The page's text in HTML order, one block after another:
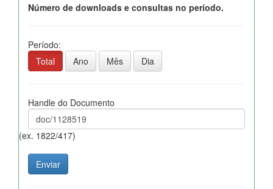
Número de downloads e consultas no período.
Período:
Total
Ano Mês Dia
Handle do Documento
(ex. 1822/417)